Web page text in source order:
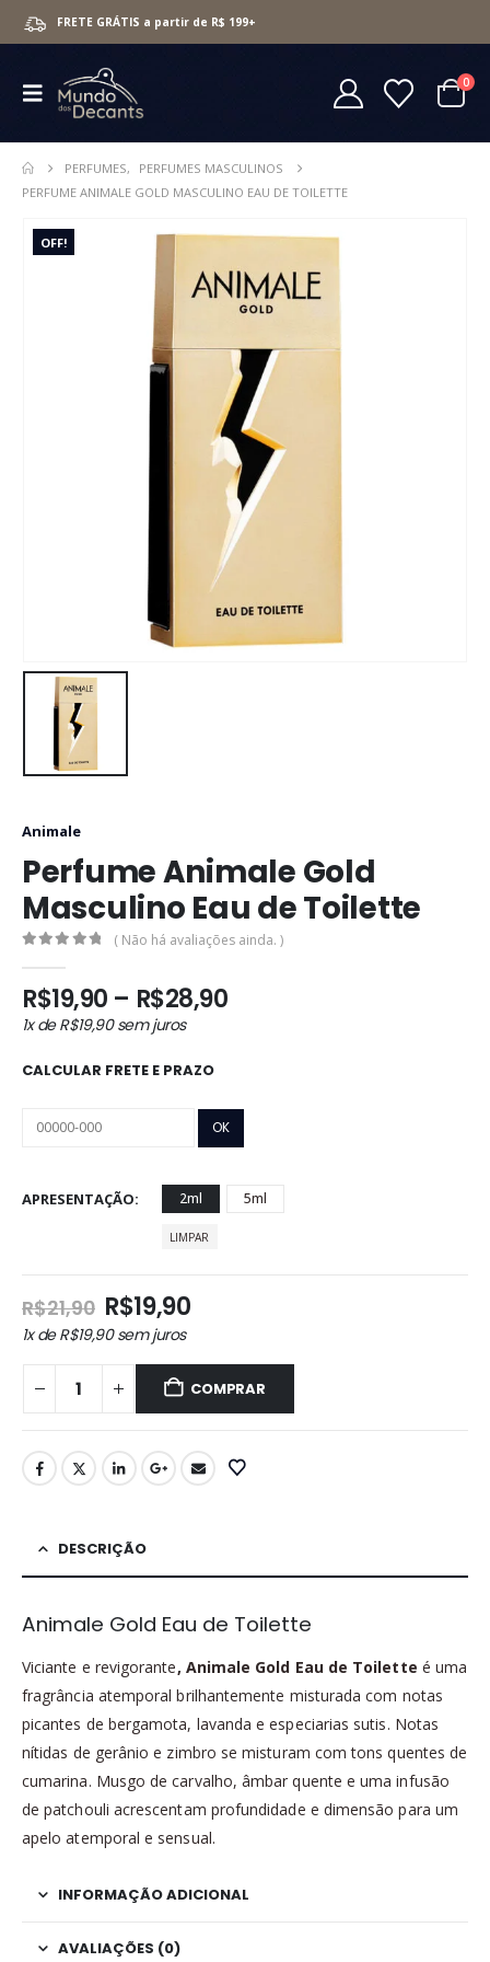
FRETE GRÁTIS a partir de R$ 199+
0
PERFUMES,
PERFUMES MASCULINOS
PERFUME ANIMALE GOLD MASCULINO EAU DE TOILETTE
OFF!
Animale
Perfume Animale Gold
Masculino Eau de Toilette
( Não há avaliações ainda. )
R$19,90 – R$28,90Faixa
R$28,90
1x deR$19,90sem juros
CALCULAR FRETE E PRAZO
APRESENTAÇÃO 2ml 5ml
LIMPAR
R$21,90 O
preço
original
era:
R$21,90.
R$19,90O
é:
R$19,90.
1x deR$19,90sem juros
COMPRAR
DESCRIÇÃO
Animale Gold Eau de Toilette
Viciante e revigorante, Animale Gold Eau de Toilette é uma
fragrância atemporal brilhantemente misturada com notas
picantes de bergamota, lavanda e especiarias sutis. Notas
nítidas de gerânio e zimbro se misturam com tons quentes de
cumarina. Musgo de carvalho, âmbar quente e uma infusão
de patchouli acrescentam profundidade e dimensão para um
apelo atemporal e sensual.
INFORMAÇÃO ADICIONAL
AVALIAÇÕES (0)